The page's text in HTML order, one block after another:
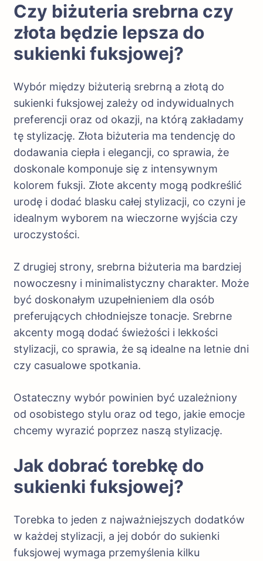
Czy biżuteria srebrna czy
złota będzie lepsza do
sukienki fuksjowej?
Wybór między biżuterią srebrną a złotą do
sukienki fuksjowej zależy od indywidualnych
preferencji oraz od okazji, na którą zakładamy
tę stylizację. Złota biżuteria ma tendencję do
dodawania ciepła i elegancji, co sprawia, że
doskonale komponuje się z intensywnym
kolorem fuksji. Złote akcenty mogą podkreślić
urodę i dodać blasku całej stylizacji, co czyni je
idealnym wyborem na wieczorne wyjścia czy
uroczystości.
Z drugiej strony, srebrna biżuteria ma bardziej
nowoczesny i minimalistyczny charakter. Może
być doskonałym uzupełnieniem dla osób
preferujących chłodniejsze tonacje. Srebrne
akcenty mogą dodać świeżości i lekkości
stylizacji, co sprawia, że są idealne na letnie dni
czy casualowe spotkania.
Ostateczny wybór powinien być uzależniony
od osobistego stylu oraz od tego, jakie emocje
chcemy wyrazić poprzez naszą stylizację.
Jak dobrać torebkę do
sukienki fuksjowej?
Torebka to jeden z najważniejszych dodatków
w każdej stylizacji, a jej dobór do sukienki
fuksjowej wymaga przemyślenia kilku